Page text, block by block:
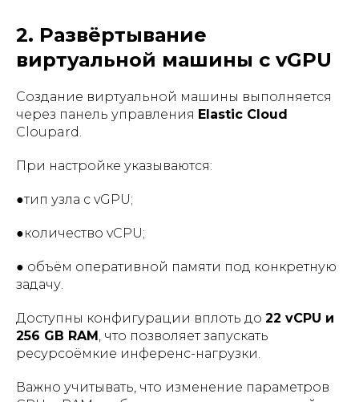
2. Развёртывание
виртуальной машины с vGPU
Создание виртуальной машины выполняется
через панель управления Elastic Cloud
Cloupard.
При настройке указываются:
●тип узла с vGPU;
●количество vCPU;
● объём оперативной памяти под конкретную
задачу.
Доступны конфигурации вплоть до 22 vCPU и
256 GB RAM, что позволяет запускать
ресурсоёмкие инференс-нагрузки.
Важно учитывать, что изменение параметров